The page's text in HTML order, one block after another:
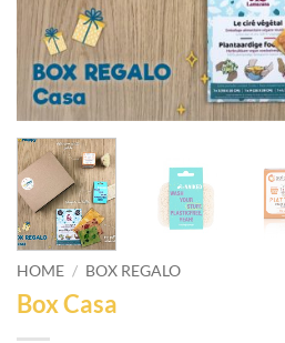
HOME / BOX REGALO
Box Casa